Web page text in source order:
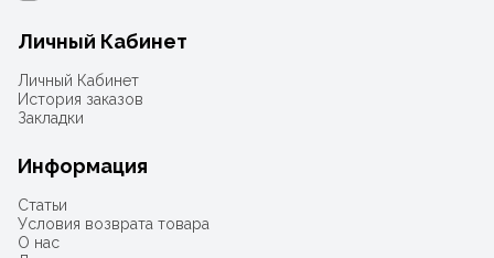
Личный Кабинет
Личный Кабинет
История заказов
Закладки
Информация
Статьи
Условия возврата товара
О нас